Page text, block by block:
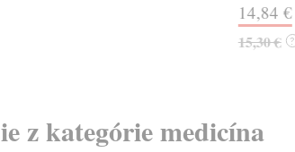
14,84 €
15,30 € ?
z kategórie medicína